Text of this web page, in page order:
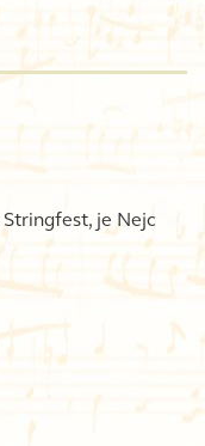
je Nejc